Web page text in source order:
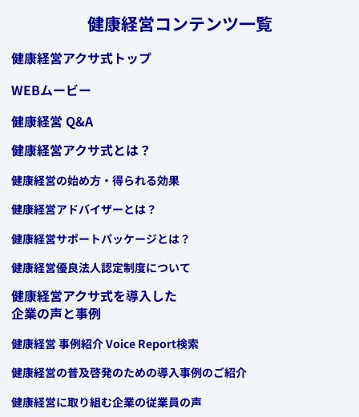
健康経営コンテンツ一覧
健康経営アクサ式トップ
WEBムービー
健康経営 Q&A
健康経営アクサ式とは？
健康経営の始め方・得られる効果
健康経営アドバイザーとは？
健康経営サポートパッケージとは？
健康経営優良法人認定制度について
健康経営アクサ式を導入した
企業の声と事例
​健康経営 事例紹介 ​Voice Report検索
​健康経営の普及啓発のための導入事例のご紹介
​健康経営に取り組む企業の従業員の声